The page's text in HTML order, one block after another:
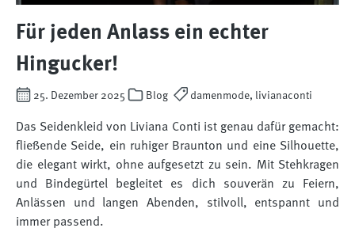
Für jeden Anlass ein echter
Hingucker!
25. Dezember 2025 Blog damenmode, livianaconti
Das Seidenkleid von Liviana Conti ist genau dafür gemacht:
fließende Seide, ein ruhiger Braunton und eine Silhouette,
die elegant wirkt, ohne aufgesetzt zu sein. Mit Stehkragen
und Bindegürtel begleitet es dich souverän zu Feiern,
Anlässen und langen Abenden, stilvoll, entspannt und
immer passend.